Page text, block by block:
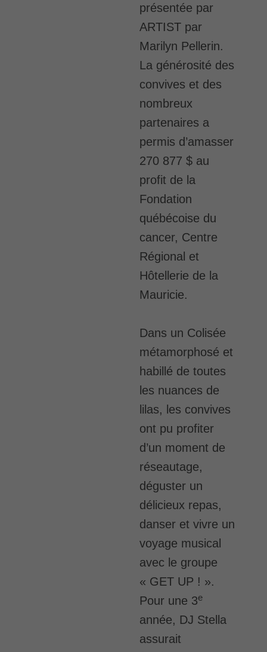
présentée par
ARTIST par
Marilyn Pellerin.
La générosité des
convives et des
nombreux
partenaires a
permis d’amasser
270 877 $ au
profit de la
Fondation
québécoise du
cancer, Centre
Régional et
Hôtellerie de la
Mauricie.
Dans un Colisée
métamorphosé et
habillé de toutes
les nuances de
lilas, les convives
ont pu profiter
d’un moment de
réseautage,
déguster un
délicieux repas,
danser et vivre un
voyage musical
avec le groupe
« GET UP ! ».
Pour une 3e
année, DJ Stella
assurait